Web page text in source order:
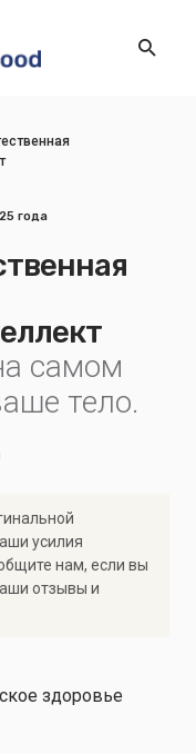
года
самом
тело.
усилия
нам, если вы
отзывы и